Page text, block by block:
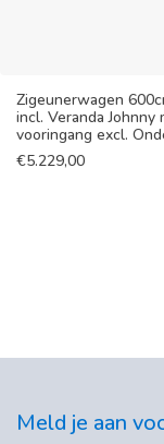
Zigeunerwagen
incl. Veranda Johnny
vooringang excl.
€5.229,00
Meld je aan